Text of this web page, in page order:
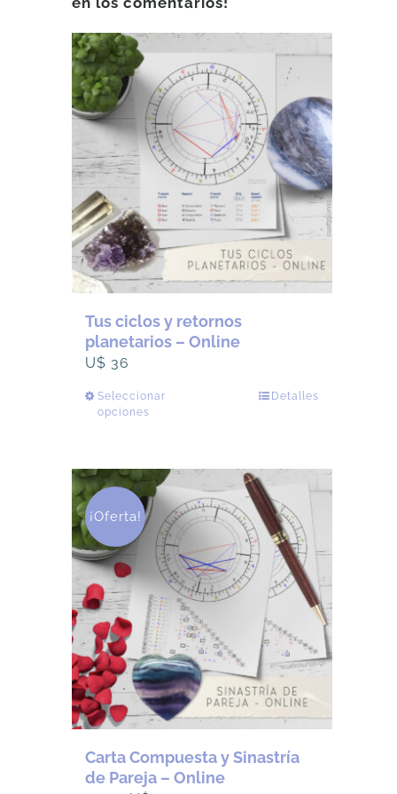
Tus ciclos y retornos
planetarios – Online
U$ 36
Seleccionar
opciones
múltiples
variantes.
Las
opciones
se
pueden
elegir
en
la
página
de
producto
Detalles
¡Oferta!
Carta Compuesta y Sinastría
de Pareja – Online